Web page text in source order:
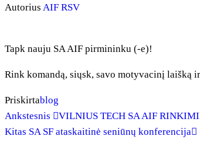
Autorius AIF RSV
Tapk nauju SA AIF pirmininku (-e)!
Rink komandą, siųsk, savo motyvacinį
Priskirtablog
Ankstesnis
VILNIUS TECH SA AIF
Kitas SA SF ataskaitinė seniūnų konferencija